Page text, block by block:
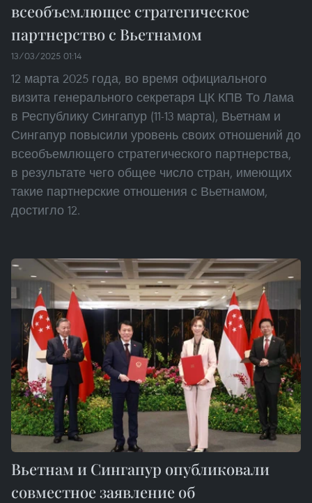
всеобъемлющее стратегическое
партнерство с Вьетнамом
13/03/2025 01:14
12 марта 2025 года, во время официального
визита генерального секретаря ЦК КПВ То Лама
в Республику Сингапур (11-13 марта), Вьетнам и
Сингапур повысили уровень своих отношений до
всеобъемлющего стратегического партнерства,
в результате чего общее число стран, имеющих
такие партнерские отношения с Вьетнамом,
достигло 12.
Вьетнам и Сингапур опубликовали
совместное заявление об